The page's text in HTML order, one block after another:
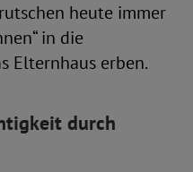
heute immer
in die
Elternhaus erben.
durch